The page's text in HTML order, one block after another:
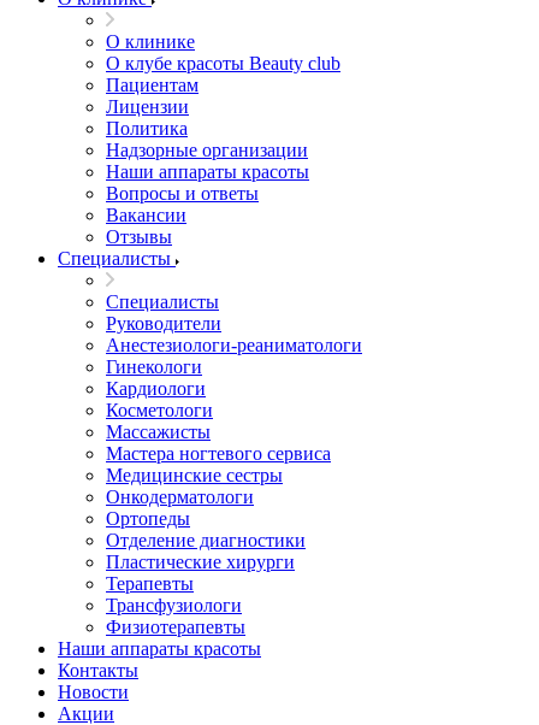
О клинике
О клубе красоты Beauty club
Пациентам
Лицензии
Политика
Надзорные организации
Наши аппараты красоты
Вопросы и ответы
Вакансии
Отзывы
Специалисты
Специалисты
Руководители
Анестезиологи-реаниматологи
Гинекологи
Кардиологи
Косметологи
Массажисты
Мастера ногтевого сервиса
Медицинские сестры
Онкодерматологи
Ортопеды
Отделение диагностики
Пластические хирурги
Терапевты
Трансфузиологи
Физиотерапевты
Наши аппараты красоты
Контакты
Новости
Акции